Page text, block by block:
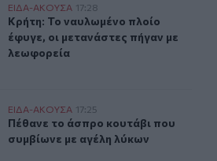
πλοίο έφυγε, οι μετανάστες
ΕΙΔΑ-ΑΚΟΥΣΑ 17:28
Κρήτη: Το ναυλωμένο πλοίο έφυγε,
Κρήτη: Το ναυλωμένο πλοίο
έφυγε, οι μετανάστες πήγαν με
λεωφορεία
που συμβίωνε με αγέλη λύκων
ΕΙΔΑ-ΑΚΟΥΣΑ 17:25
Πέθανε το άσπρο κουτάβι που
Πέθανε το άσπρο κουτάβι που
συμβίωνε με αγέλη λύκων